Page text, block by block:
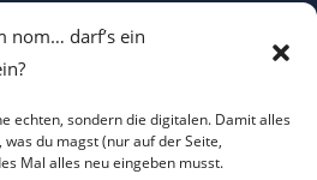
nom… darf’s ein
echten, sondern die digitalen. Damit alles
du magst (nur auf der Seite,
Mal alles neu eingeben musst.
Statement Cap
Make France Great Again -
Statement-Kappe